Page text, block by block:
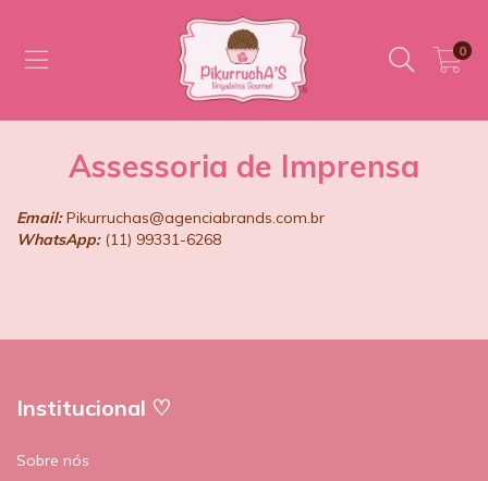
0
Assessoria de Imprensa
Email: Pikurruchas@agenciabrands.com.br
WhatsApp:(11) 99331-6268
Institucional ♡
Sobre nós